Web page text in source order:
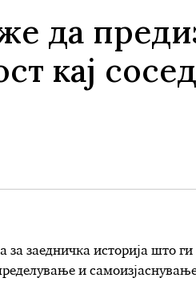
да
кај
за заедничка историја што
и